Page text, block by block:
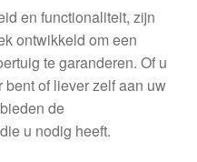
en functionaliteit, zijn
ontwikkeld om een
te garanderen. Of u
of liever zelf aan uw
de
u nodig heeft.